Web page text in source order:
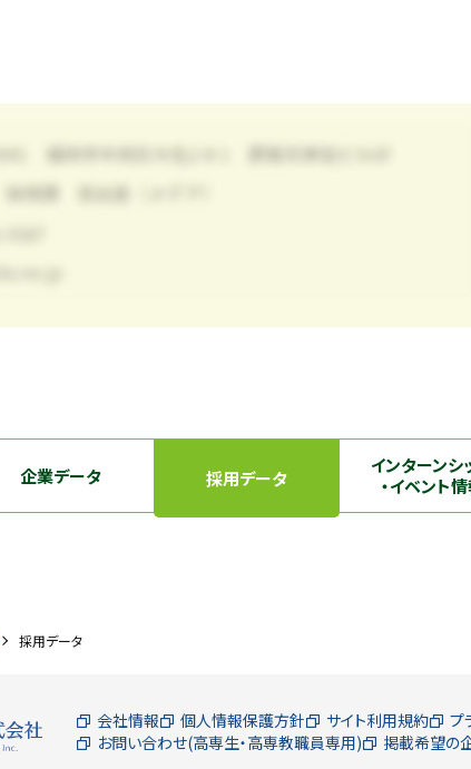
企業データ 採用データ
インターンシ
・イベント
採用データ
会社情報 個人情報保護方針 サイト利用規約
プ
お問い合わせ(高専生・高専教職員専用)
掲載希望の